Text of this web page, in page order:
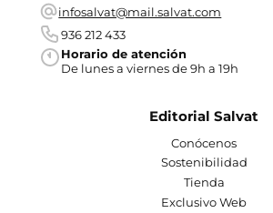
infosalvat@mail.salvat.com
936 212 433
Horario de atención
De lunes a viernes de 9h a 19h
Editorial Salvat
Conócenos
Sostenibilidad
Tienda
Exclusivo Web